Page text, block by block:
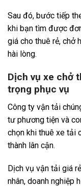
Sau đó, bước tiếp
khi bạn tìm được
giá cho thuê rẻ, chở
hài lòng.
Dịch vụ xe chở
trọng phục vụ
Công ty vận tải
tư phương tiện và
chọn khi thuê xe tải
thành lân cận.
Dịch vụ vận tải giá
nhân, doanh nghiệp